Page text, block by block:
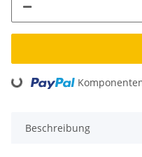
Loading...
Beschreibung